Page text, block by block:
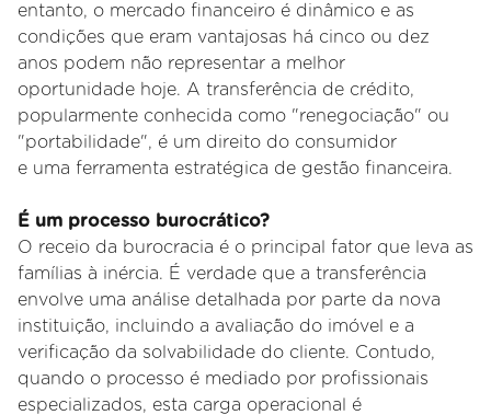
entanto, o mercado financeiro é dinâmico e as
condições que eram vantajosas há cinco ou dez
anos podem não representar a melhor
oportunidade hoje. A transferência de crédito,
popularmente conhecida como "renegociação" ou
"portabilidade", é um direito do consumidor
e uma ferramenta estratégica de gestão financeira.
É um processo burocrático?
O receio da burocracia é o principal fator que leva as
famílias à inércia. É verdade que a transferência
envolve uma análise detalhada por parte da nova
instituição, incluindo a avaliação do imóvel e a
verificação da solvabilidade do cliente. Contudo,
quando o processo é mediado por profissionais
especializados, esta carga operacional é